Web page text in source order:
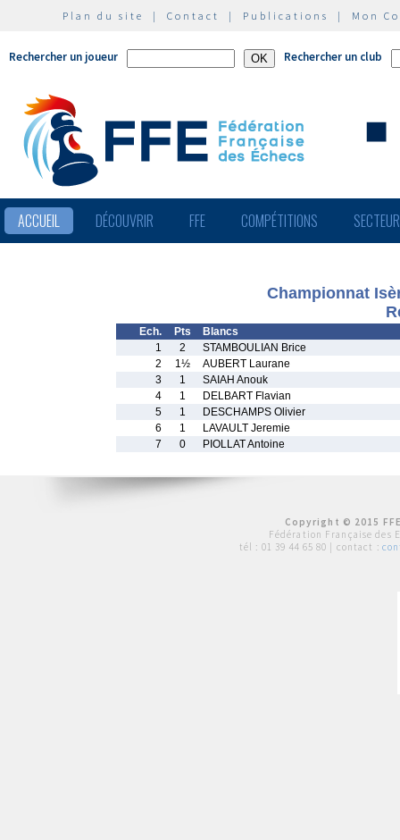
Plan du site | Contact | Publications | Mon
Rechercher un joueur Rechercher un club
ACCUEIL DÉCOUVRIR FFE COMPÉTITIONS
Championnat
Ech. Pts
Blancs
1
2
STAMBOULIAN Brice
2
1½
AUBERT Laurane
3
1
SAIAH Anouk
4
1
DELBART Flavian
5
1
DESCHAMPS Olivier
6
1
LAVAULT Jeremie
7
0 PIOLLAT Antoine
Copyright © 2015
Fédération Française des
tél : 01 39 44 65 80 | contact :